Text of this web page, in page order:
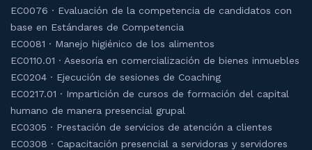
EC0076 · Evaluación de la competencia de candidatos con
base en Estándares de Competencia
EC0081 · Manejo higiénico de los alimentos
EC0110.01 · Asesoría en comercialización de bienes inmuebles
EC0204 · Ejecución de sesiones de Coaching
EC0217.01 · Impartición de cursos de formación del capital
humano de manera presencial grupal
EC0305 · Prestación de servicios de atención a clientes
EC0308 · Capacitación presencial a servidoras y servidores